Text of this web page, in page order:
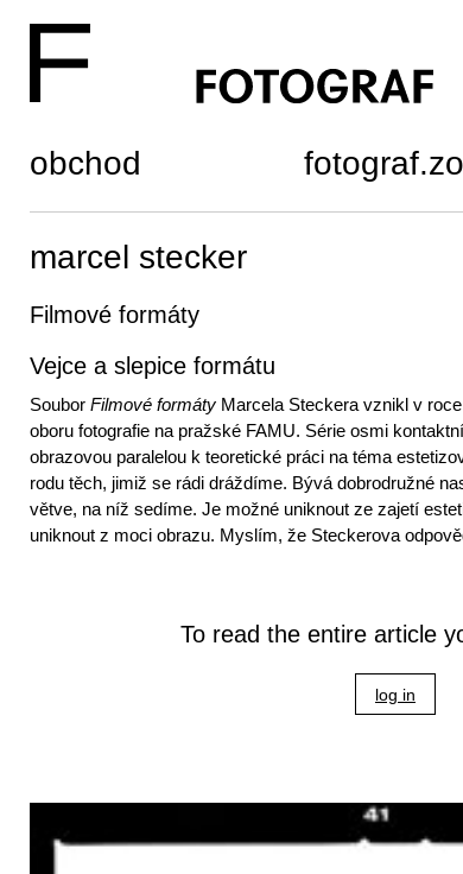
obchod
marcel stecker
Filmové formáty
Vejce a slepice formátu
Soubor Filmové formáty Marcela Steckera vznikl v
oboru fotografie na pražské FAMU. Série osmi
obrazovou paralelou k teoretické práci na téma
rodu těch, jimiž se rádi dráždíme. Bývá dobrodružné
větve, na níž sedíme. Je možné uniknout ze zajetí
uniknout z moci obrazu. Myslím, že Steckerova
To read the entire article
log in